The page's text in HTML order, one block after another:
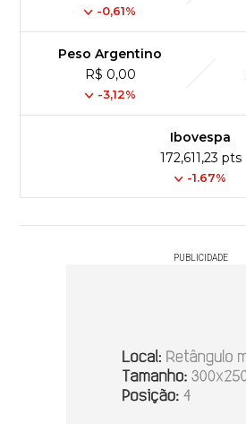
-0,61%
Peso Argentino
R$ 0,00
-3,12%
Ibovespa
172,611,23 pts
-1.67%
PUBLICIDADE